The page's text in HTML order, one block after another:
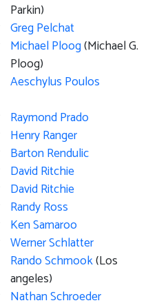
Parkin)
Greg Pelchat
Michael Ploog(Michael G.
Ploog)
Aeschylus Poulos
Raymond Prado
Henry Ranger
Barton Rendulic
David Ritchie
David Ritchie
Randy Ross
Ken Samaroo
Werner Schlatter
Rando Schmook(Los
angeles)
Nathan Schroeder